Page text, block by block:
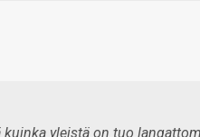
kuinka yleistä on tuo